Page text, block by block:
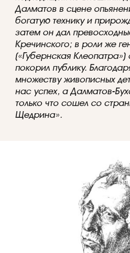
Далматов в сцене
богатую технику и
затем он дал
Кречинского; в роли же
(«Губернская
покорил публику.
множеству живописных
нас успех, а Далматов-
только что сошел со
Щедрина».